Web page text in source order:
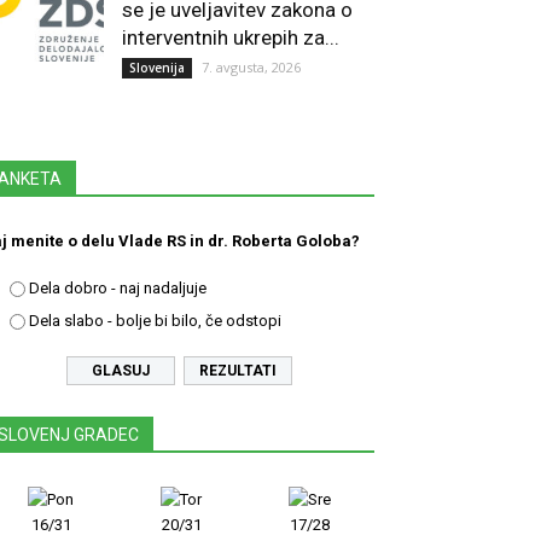
se je uveljavitev zakona o
interventnih ukrepih za...
Slovenija 7. avgusta, 2026
menite o delu Vlade RS in dr. Roberta Goloba?
Dela dobro - naj nadaljuje
Dela slabo - bolje bi bilo, če odstopi
REZULTATI
GRADEC
16/31 20/31 17/28